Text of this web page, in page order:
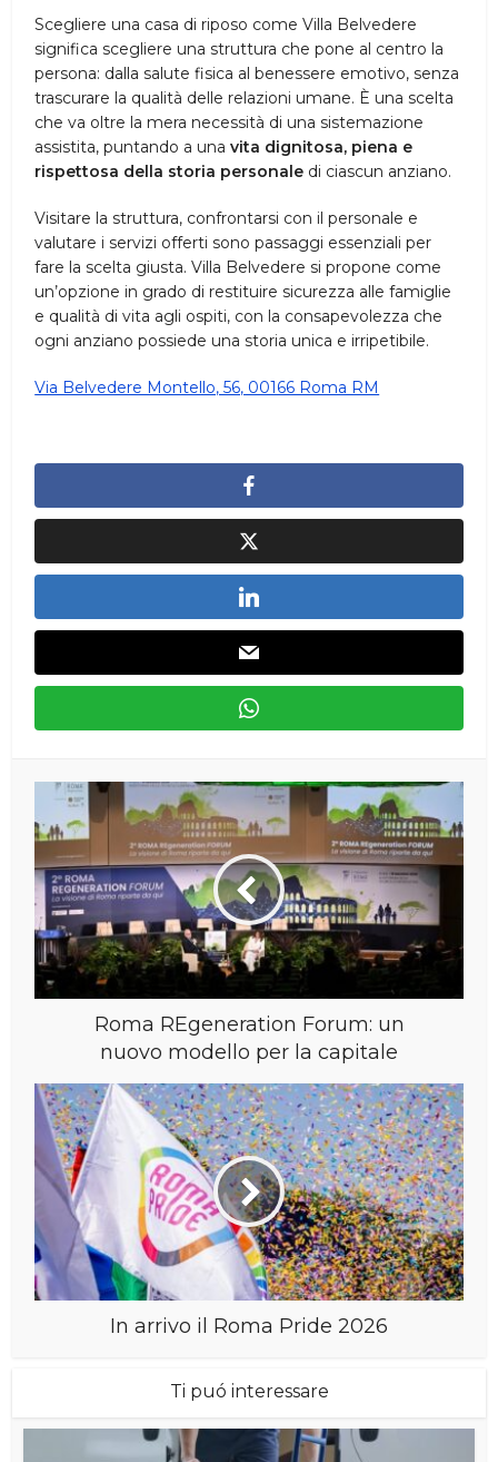
Scegliere una casa di riposo come Villa Belvedere
significa scegliere una struttura che pone al centro la
persona: dalla salute fisica al benessere emotivo, senza
trascurare la qualità delle relazioni umane. È una scelta
che va oltre la mera necessità di una sistemazione
assistita, puntando a unavita dignitosa, piena e
rispettosa della storia personale di ciascun anziano.
Visitare la struttura, confrontarsi con il personale e
valutare i servizi offerti sono passaggi essenziali per
fare la scelta giusta. Villa Belvedere si propone come
un’opzione in grado di restituire sicurezza alle famiglie
e qualità di vita agli ospiti, con la consapevolezza che
ogni anziano possiede una storia unica e irripetibile.
Via Belvedere Montello, 56, 00166 Roma RM
Roma REgeneration Forum: un
nuovo modello per la capitale
In arrivo il Roma Pride 2026
Ti puó interessare